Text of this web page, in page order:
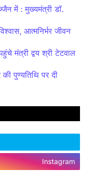
में : मुख्यमंत्री डॉ.
आत्मनिर्भर जीवन
मंत्री द्वय श्री टेटवाल
पुण्यतिथि पर दी
Instagram